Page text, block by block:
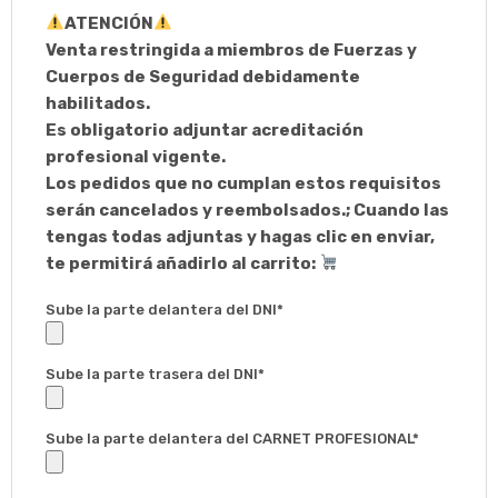
ATENCIÓN
Venta restringida a miembros de Fuerzas y
Cuerpos de Seguridad debidamente
habilitados.
Es obligatorio adjuntar acreditación
profesional vigente.
Los pedidos que no cumplan estos requisitos
serán cancelados y reembolsados.; Cuando las
tengas todas adjuntas y hagas clic en enviar,
te permitirá añadirlo al carrito:
Sube la parte delantera del DNI*
Sube la parte trasera del DNI*
Sube la parte delantera del CARNET PROFESIONAL*